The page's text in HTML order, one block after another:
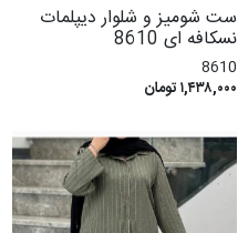
ست شومیز و شلوار دیپلمات
نسکافه ای 8610
8610
۱,۴۳۸,۰۰۰ تومان